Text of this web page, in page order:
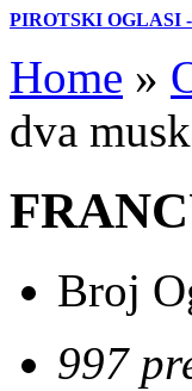
PIROTSKI OGLASI
Home »
dva
Broj
997